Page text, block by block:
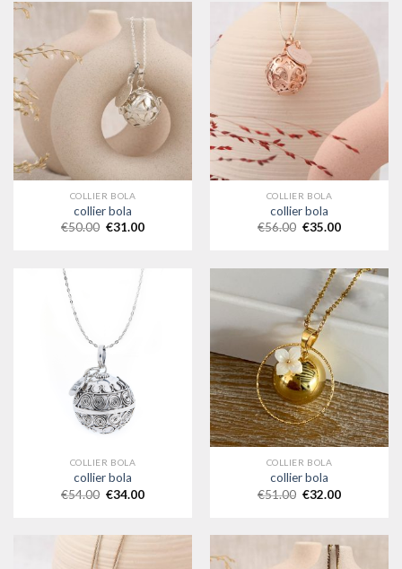
COLLIER BOLA
collier bola
€50.00 €31.00
COLLIER BOLA
collier bola
€56.00 €35.00
COLLIER BOLA
collier bola
€54.00 €34.00
COLLIER BOLA
collier bola
€51.00 €32.00